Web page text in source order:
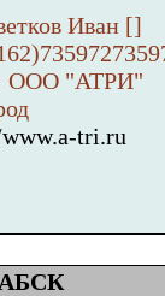
Иван []
ООО "АТРИ"
tri.ru